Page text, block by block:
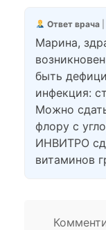
Ответ врача|
Марина,
быть
инфекция:
Можно
флору с
ИНВИТРО
витаминов